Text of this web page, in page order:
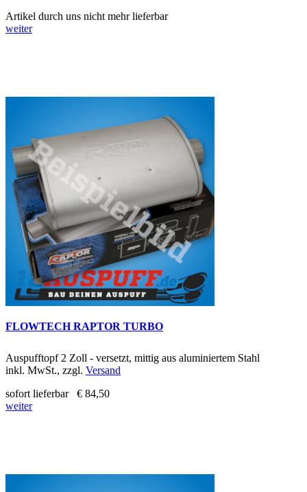
Artikel durch uns nicht mehr lieferbar
weiter
FLOWTECH RAPTOR TURBO
Auspufftopf 2 Zoll - versetzt, mittig aus aluminiertem Stahl
inkl. MwSt., zzgl. Versand
sofort lieferbar
€ 84,50
weiter